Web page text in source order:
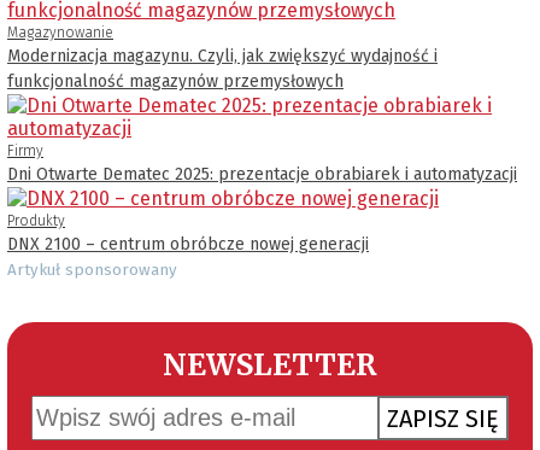
Magazynowanie
Modernizacja magazynu. Czyli, jak zwiększyć wydajność i
funkcjonalność magazynów przemysłowych
Firmy
Dni Otwarte Dematec 2025: prezentacje obrabiarek i automatyzacji
Produkty
DNX 2100 – centrum obróbcze nowej generacji
Artykuł sponsorowany
NEWSLETTER
ZAPISZ SIĘ